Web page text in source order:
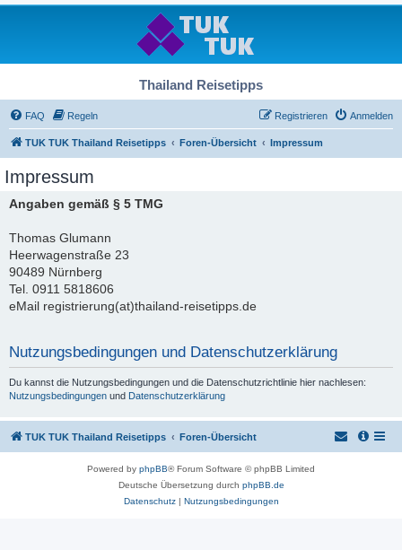
Thailand Reisetipps
FAQ Regeln Anmelden
Registrieren
TUK TUK Thailand Reisetipps Foren-Übersicht Impressum
Impressum
Angaben gemäß § 5 TMG
Thomas Glumann
Heerwagenstraße 23
90489 Nürnberg
Tel. 0911 5818606
eMail registrierung(at)thailand-reisetipps.de
Nutzungsbedingungen und Datenschutzerklärung
Du kannst die Nutzungsbedingungen und die Datenschutzrichtlinie hier nachlesen:
Nutzungsbedingungen und Datenschutzerklärung
TUK TUK Thailand Reisetipps Foren-Übersicht
Powered by phpBB® Forum Software © phpBB Limited
Deutsche Übersetzung durch phpBB.de
Datenschutz| Nutzungsbedingungen